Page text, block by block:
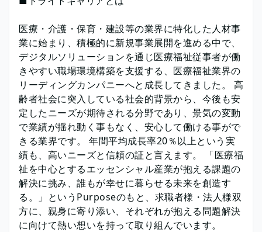
医療・介護・保育・建設等の業界に特化した人材事
業に始まり、積極的に新規事業展開を進める中で、
デジタルソリューションを通じ医療福祉従事者が働
きやすい職場環境構築を支援する、医療福祉業界の
リーディングカンパニーへと成長してきました。 高
齢者社会に突入している社会的背景から、今後も安
定したニーズが期待される分野であり、景気の変動
で業績が揺れ動く事もなく、安心して働ける事がで
きる業界です。 年間平均成長率20％以上という実
績も、高いニーズと信頼の証と言えます。 「医療福
祉を中心とするエッセンシャル産業が抱える課題の
解決に挑み、誰もが幸せに暮らせる未来を創造す
る。」というPurposeのもと、求職者様・法人様双
方に、親身に寄り添い、それぞれが抱える問題解決
に向けて熱い想いを持って取り組んでいます。